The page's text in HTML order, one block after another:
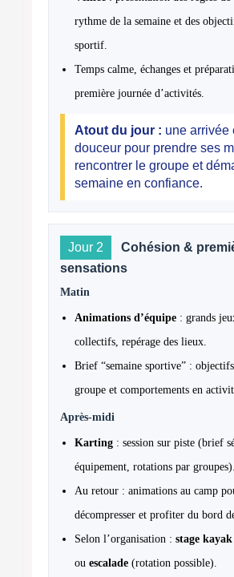
rythme de la semaine et des
sportif.
Temps calme, échanges et
première journée d’activités.
Atout du jour : une arrivée
douceur pour prendre ses
rencontrer le groupe et
semaine en confiance.
Jour 2
Cohésion &
sensations
Matin
Animations d’équipe : grands
collectifs, repérage des lieux.
Brief “semaine sportive” :
groupe et comportements en
Après-midi
Karting : session sur piste (brief
équipement, rotations par groupes).
Au retour : animations au camp
décompresser et profiter du bord
Selon l’organisation : stage
ou escalade (rotation possible).